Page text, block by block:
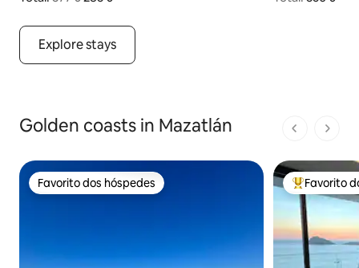
Explore stays
Golden coasts in Mazatlán
1 de 1
Favorito dos hóspedes
Favorito dos hóspedes
Favoritos
Favorito